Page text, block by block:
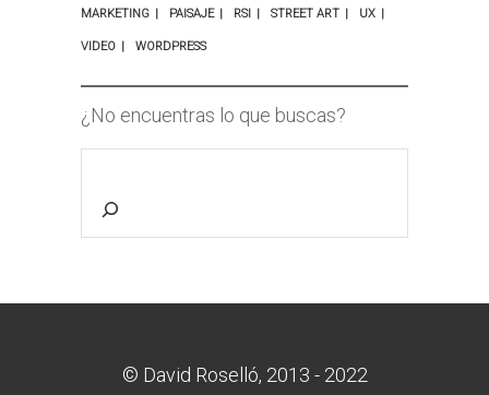
MARKETING PAISAJE RSI STREET ART UX
VIDEO WORDPRESS
¿No encuentras lo que buscas?
© David Roselló, 2013 - 2022